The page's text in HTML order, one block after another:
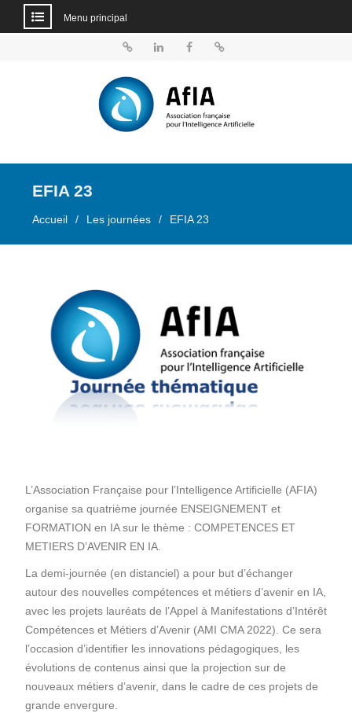
Menu principal
EFIA 23
Accueil Les journées EFIA 23
L’Association Française pour l’Intelligence Artificielle (AFIA)
organise sa quatrième journée ENSEIGNEMENT et
FORMATION en IA sur le thème : COMPETENCES ET
METIERS D’AVENIR EN IA.
La demi-journée (en distanciel) a pour but d’échanger
autour des nouvelles compétences et métiers d’avenir en IA,
avec les projets lauréats de l’Appel à Manifestations d’Intérêt
Compétences et Métiers d’Avenir (AMI CMA 2022). Ce sera
l’occasion d’identifier les innovations pédagogiques, les
évolutions de contenus ainsi que la projection sur de
nouveaux métiers d’avenir, dans le cadre de ces projets de
grande envergure.